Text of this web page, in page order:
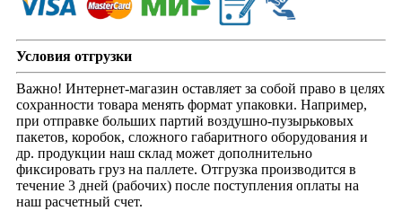
Условия отгрузки
Важно! Интернет-магазин оставляет за собой право в целях
сохранности товара менять формат упаковки. Например,
при отправке больших партий воздушно-пузырьковых
пакетов, коробок, сложного габаритного оборудования и
др. продукции наш склад может дополнительно
фиксировать груз на паллете. Отгрузка производится в
течение 3 дней (рабочих) после поступления оплаты на
наш расчетный счет.